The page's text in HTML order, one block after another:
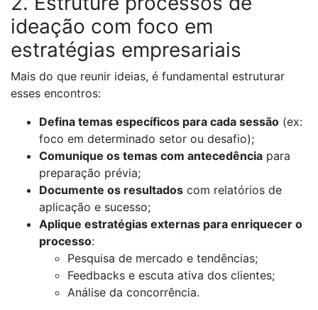
ideação com foco em
estratégias empresariais
Mais do que reunir ideias, é fundamental estruturar
esses encontros:
Defina temas específicos para cada sessão (ex:
foco em determinado setor ou desafio);
Comunique os temas com antecedência para
preparação prévia;
Documente os resultados com relatórios de
aplicação e sucesso;
Aplique estratégias externas para enriquecer o
processo:
Pesquisa de mercado e tendências;
Feedbacks e escuta ativa dos clientes;
Análise da concorrência.